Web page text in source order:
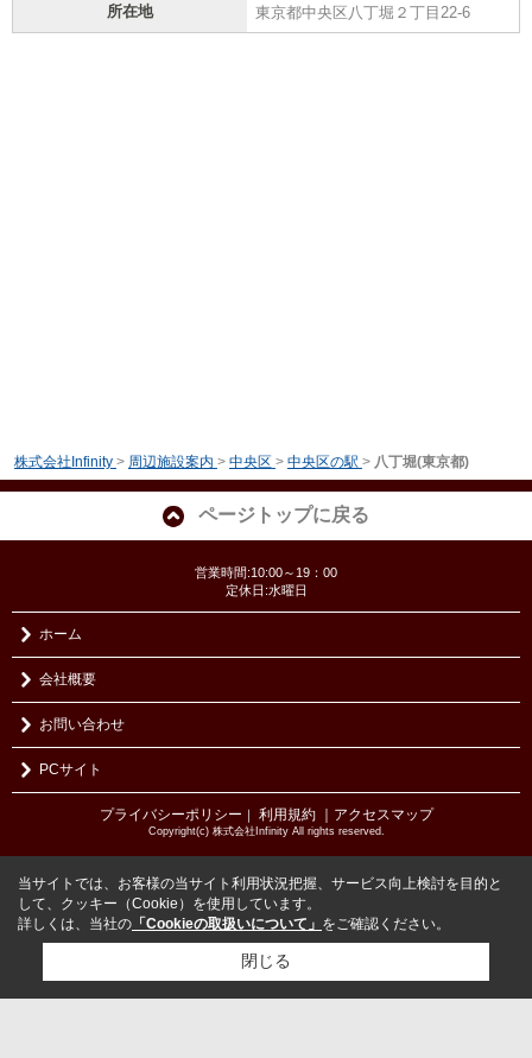
所在地 東京都中央区八丁堀２丁目22-6
株式会社Infinity > 周辺施設案内 > 中央区 > 中央区の駅 > 八丁堀(東京都)
ページトップに戻る
営業時間:10:00～19：00
定休日:水曜日
ホーム
会社概要
お問い合わせ
PCサイト
プライバシーポリシー ｜ 利用規約 ｜アクセスマップ
Copyright(c) 株式会社Infinity All rights reserved.
当サイトでは、お客様の当サイト利用状況把握、サービス向上検討を目的と
して、クッキー（Cookie）を使用しています。
詳しくは、当社の 「Cookieの取扱いについて」 をご確認ください。
閉じる